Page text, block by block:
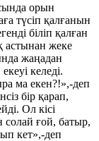
орын
түсіп қалғанын
біліп қалған
астынан жеке
жаңадан
келеді.
ма екен?!»,-деп
бір қарап,
Ол кісі
солай ғой, батыр,
кет»,-деп